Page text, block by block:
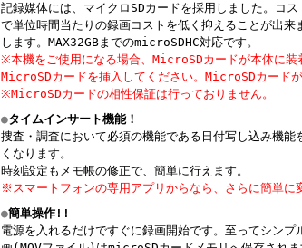
記録媒体には、マイクロSDカードを採用しました。コ
で単位時間当たりの録画コストを低く抑えることが出
します。MAX32GBまでのmicroSDHC対応です。
※本機をご使用になる場合、MicroSDカードが本体に装
MicroSDカードを挿入してください。MicroSDカードが
※MicroSDカードの相性保証は行っておりません。
●タイムインサート機能！
捜査・調査において必須の機能である日付写し込み機
くなります。
時刻設定もメモ帳の修正で、簡単に行えます。
※スマートフォンの専用アプリからなら、さらに簡単に
●簡単操作!!
電源を入れるだけですぐに録画開始です。至ってシン